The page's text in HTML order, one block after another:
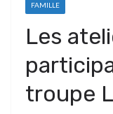
FAMILLE
Les
troupe